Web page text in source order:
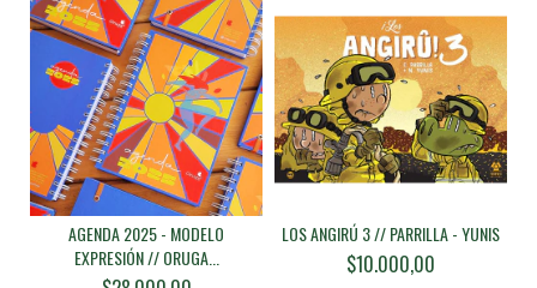
AGENDA 2025 - MODELO
EXPRESIÓN // ORUGA...
LOS ANGIRÚ 3 // PARRILLA - YUNIS
$10.000,00